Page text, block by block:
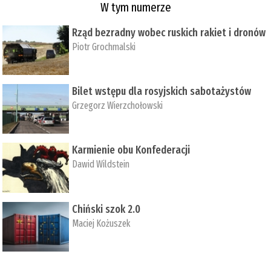
W tym numerze
Rząd bezradny wobec ruskich rakiet i dronów
Piotr Grochmalski
Bilet wstępu dla rosyjskich sabotażystów
Grzegorz Wierzchołowski
Karmienie obu Konfederacji
Dawid Wildstein
Chiński szok 2.0
Maciej Kożuszek